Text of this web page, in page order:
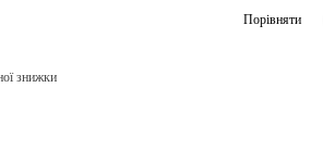
Порівняти
знижки